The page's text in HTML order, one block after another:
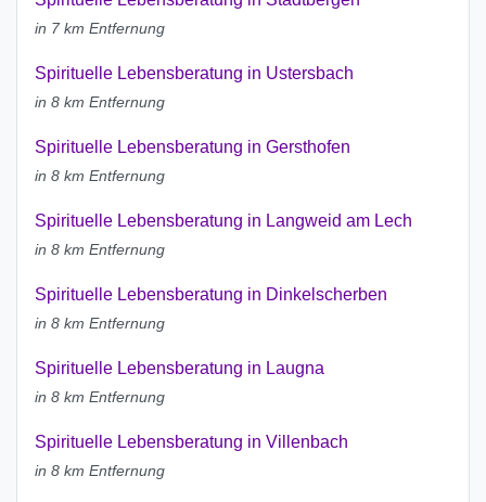
in 7 km Entfernung
Spirituelle Lebensberatung in Ustersbach
in 8 km Entfernung
Spirituelle Lebensberatung in Gersthofen
in 8 km Entfernung
Spirituelle Lebensberatung in Langweid am Lech
in 8 km Entfernung
Spirituelle Lebensberatung in Dinkelscherben
in 8 km Entfernung
Spirituelle Lebensberatung in Laugna
in 8 km Entfernung
Spirituelle Lebensberatung in Villenbach
in 8 km Entfernung